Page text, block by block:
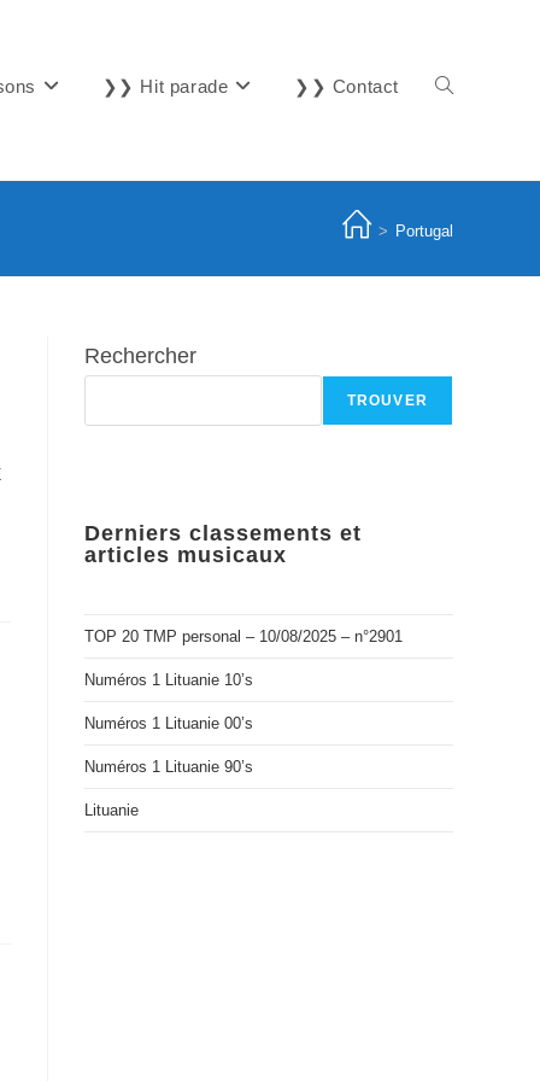
❯❯ Hit parade ❯❯ Contact Toggle
> Portugal
Rechercher
TROUVER
Derniers classements et
articles musicaux
TOP 20 TMP personal – 10/08/2025 – n°2901
Numéros 1 Lituanie 10’s
Numéros 1 Lituanie 00’s
Numéros 1 Lituanie 90’s
Lituanie